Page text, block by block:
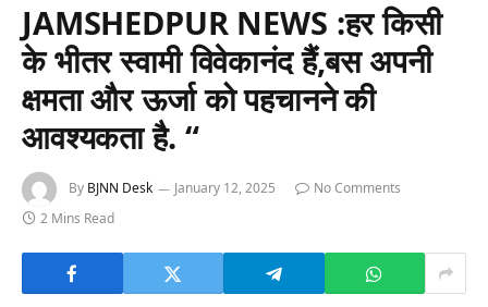
JAMSHEDPUR NEWS :हर किसी
के भीतर स्वामी विवेकानंद हैं,बस अपनी
क्षमता और ऊर्जा को पहचानने की
आवश्यकता है. “
By BJNN Desk January 12, 2025
No Comments
2 Mins Read